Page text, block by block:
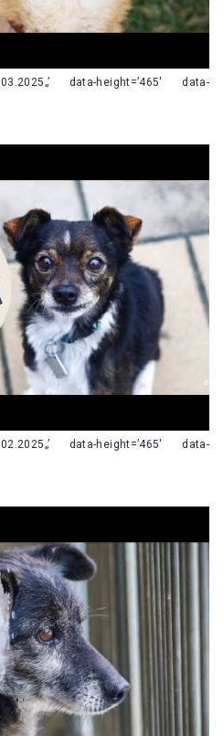
data-height=’465′ data-
data-height=’465′ data-